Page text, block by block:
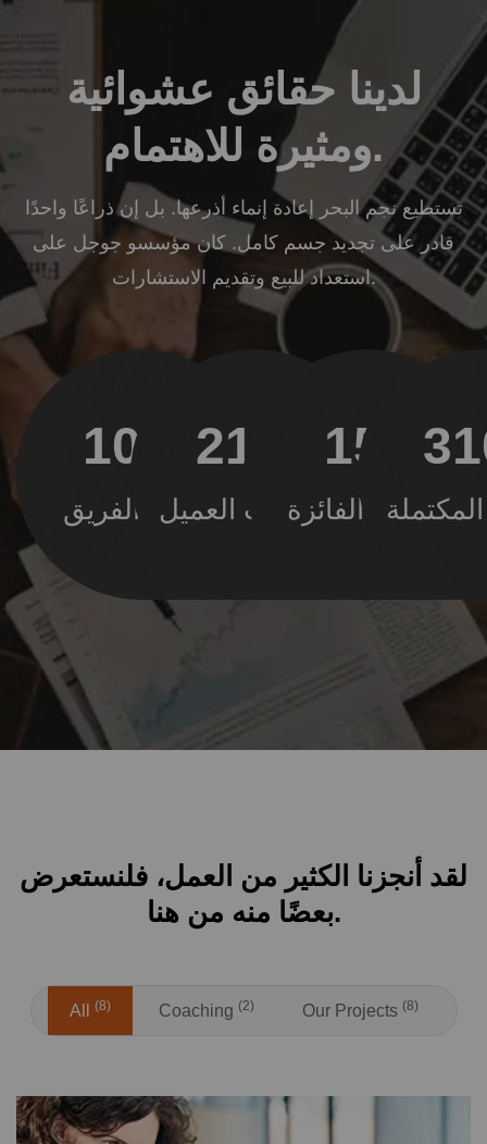
لدينا حقائق عشوائية
ومثيرة للاهتمام.
تستطيع نجم البحر إعادة إنماء أذرعها. بل إن ذراعًا واحدًا
قادر على تجديد جسم كامل. كان مؤسسو جوجل على
استعداد للبيع وتقديم الاستشارات.
105 +
أعضاء الفريق
215
ملاحظات العميل
15
الجوائز الفائزة
لقد أنجزنا الكثير من العمل، فلنستعرض
بعضًا منه من هنا.
All (8) Coaching (2) Our Projects (8)